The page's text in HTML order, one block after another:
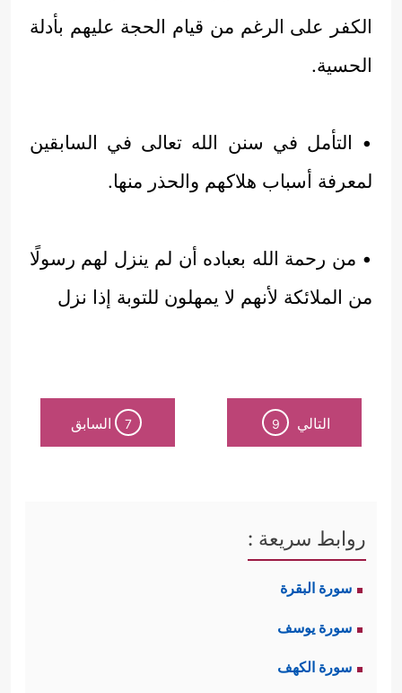
الكفر على الرغم من قيام الحجة عليهم بأدلة
الحسية.
• التأمل في سنن الله تعالى في السابقين
لمعرفة أسباب هلاكهم والحذر منها.
• من رحمة الله بعباده أن لم ينزل لهم رسولًا
من الملائكة لأنهم لا يمهلون للتوبة إذا نزل
التالي 9
7 السابق
روابط سريعة :
سورة البقرة
سورة يوسف
سورة الكهف